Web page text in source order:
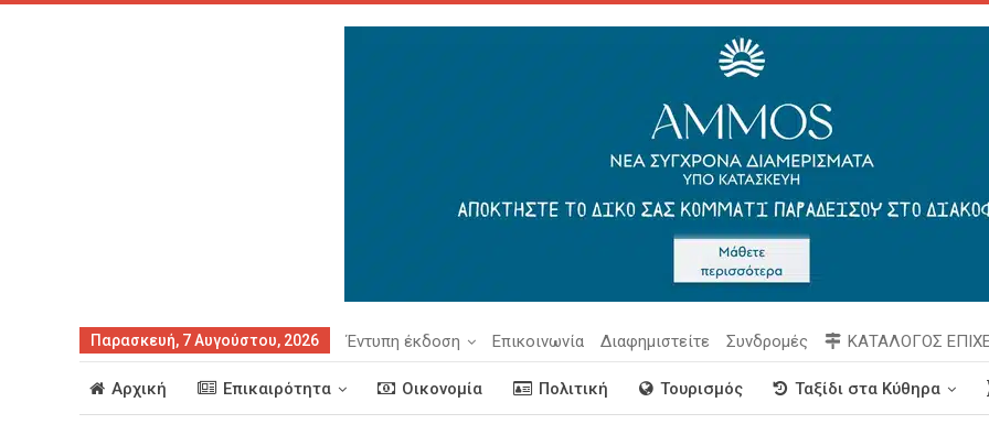
Παρασκευή, 7 Αυγούστου, 2026 Έντυπη έκδοση Επικοινωνία Διαφημιστείτε Συνδρομές ΚΑΤΑΛΟΓΟΣ
Αρχική Επικαιρότητα Οικονομία Πολιτική Τουρισμός Ταξίδι στα Κύθηρα